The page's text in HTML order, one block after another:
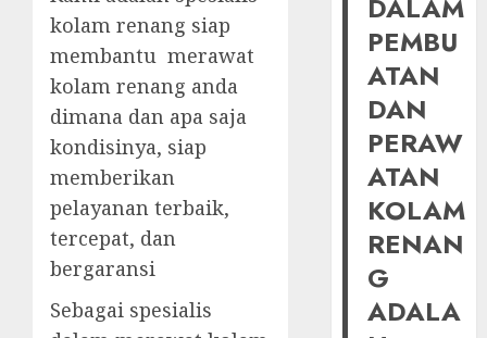
kolam renang siap
membantu merawat
kolam renang anda
dimana dan apa saja
kondisinya, siap
memberikan
pelayanan terbaik,
tercepat, dan
bergaransi
Sebagai spesialis
DALAM
PEMBU
ATAN
DAN
PERAW
ATAN
KOLAM
RENAN
G
ADALA